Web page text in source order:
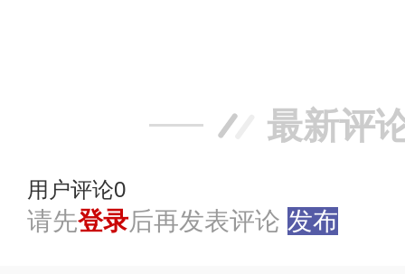
最新评
用户评论0
请先登录后再发表评论 发布